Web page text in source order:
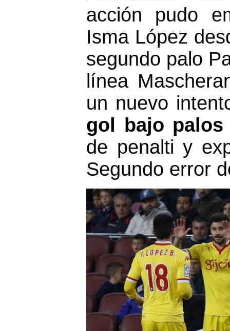
acción pudo
Isma López
segundo palo
línea
un nuevo
gol bajo
de penalti y
Segundo error